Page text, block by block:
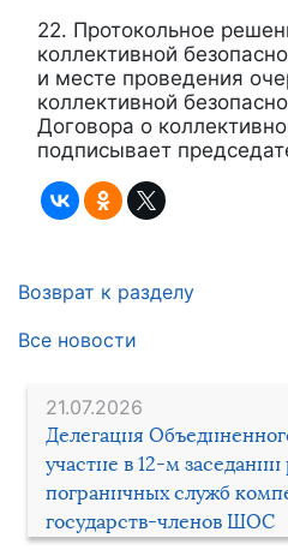
21.07.2026
Делегация
участие в 12-м
пограничных служб
государств-членов ШОС
22. Протокольное
коллективной
и месте проведения
коллективной
Договора о
подписывает
Возврат к разделу
Все новости